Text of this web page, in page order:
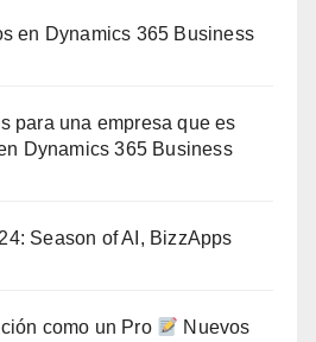
en Dynamics 365 Business
para una empresa que es
Dynamics 365 Business
Season of AI, BizzApps
como un Pro
Nuevos